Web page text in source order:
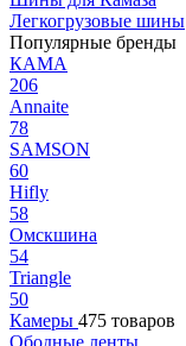
Легкогрузовые шины
Популярные бренды
КАМА
206
Annaite
78
SAMSON
60
Hifly
58
Омскшина
54
Triangle
50
Камеры 475 товаров
Ободные ленты